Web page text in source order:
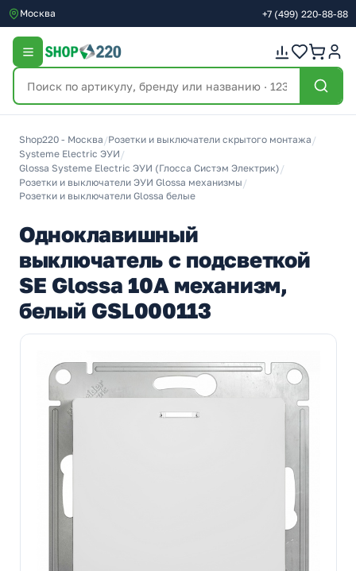
Москва +7 (499) 220-88-88
Shop220 - Москва /Розетки и выключатели скрытого монтажа /
Systeme Electric ЭУИ /
Glossa Systeme Electric ЭУИ (Глосса Систэм Электрик) /
Розетки и выключатели ЭУИ Glossa механизмы /
Розетки и выключатели Glossa белые
Одноклавишный
выключатель с подсветкой
SE Glossa 10A механизм,
белый GSL000113